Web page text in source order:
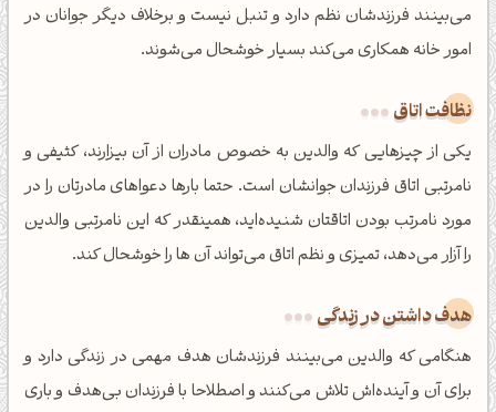
می‌بینند فرزندشان نظم دارد و تنبل نیست و برخلاف دیگر جوانان در
امور خانه همکاری می‌کند بسیار خوشحال می‌شوند.
نظافت اتاق
یکی از چیزهایی که والدین به خصوص مادران از آن بیزارند، کثیفی و
نامرتبی اتاق فرزندان جوانشان است. حتما بارها دعواهای مادرتان را در
مورد نامرتب بودن اتاقتان شنیده‌اید، همینقدر که این نامرتبی والدین
را آزار می‌دهد، تمیزی و نظم اتاق می‌تواند آن ها را خوشحال کند.
هدف داشتن در زندگی
هنگامی که والدین می‌بینند فرزندشان هدف مهمی در زندگی دارد و
برای آن و آینده‌اش تلاش می‌کنند و اصطلاحا با فرزندان بی‌هدف و باری